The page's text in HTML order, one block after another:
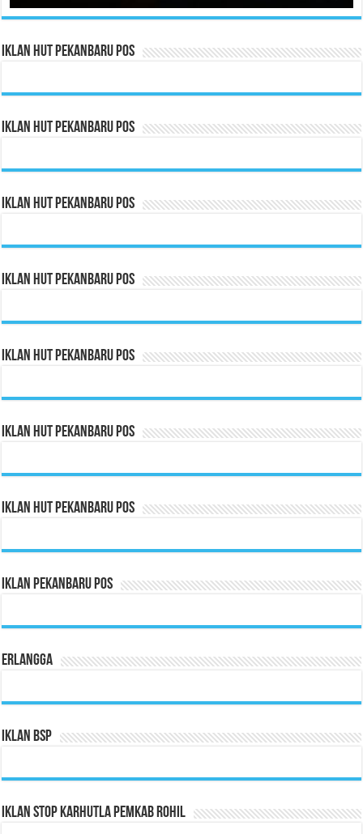
Iklan HUT Pekanbaru Pos
Iklan HUT Pekanbaru Pos
Iklan HUT Pekanbaru Pos
Iklan HUT Pekanbaru Pos
Iklan HUT Pekanbaru Pos
Iklan HUT Pekanbaru Pos
Iklan HUT Pekanbaru Pos
Iklan Pekanbaru Pos
Erlangga
Iklan BSP
Iklan Stop Karhutla Pemkab Rohil